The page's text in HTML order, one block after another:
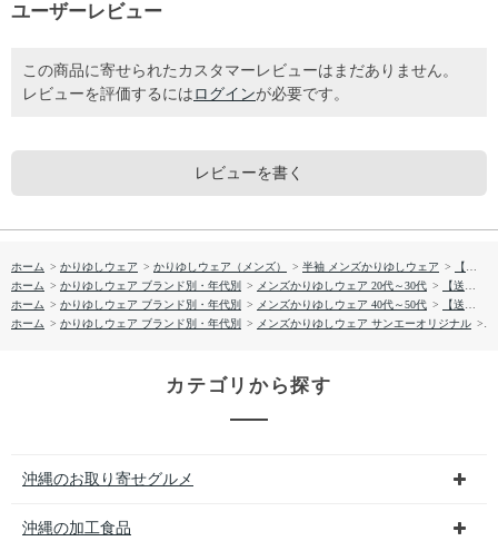
ユーザーレビュー
この商品に寄せられたカスタマーレビューはまだありません。
レビューを評価するには ログインが必要です。
レビューを書く
ホーム > かりゆしウェア > かりゆしウェア（メンズ） > 半袖 メンズかりゆしウェア >
【送料無料】イースターリリー 形態安定 かりゆしウェアP1026-10
ホーム > かりゆしウェア ブランド別・年代別 > メンズかりゆしウェア 20代～30代 >
【送料無料】イースターリリー 形態安定 かりゆしウェアP1026-10
ホーム > かりゆしウェア ブランド別・年代別 > メンズかりゆしウェア 40代～50代 >
【送料無料】イースターリリー 形態安定 かりゆしウェアP1026-10
ホーム > かりゆしウェア ブランド別・年代別 > メンズかりゆしウェア サンエーオリジナル >
カテゴリから探す
沖縄のお取り寄せグルメ
沖縄の加工食品